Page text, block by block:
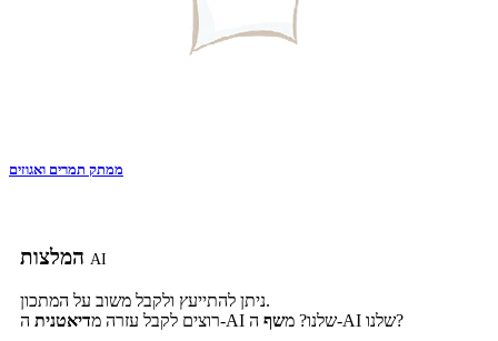
ממתק תמרים ואגוזים
AI
ניתן להתייעץ ולקבל משוב על המתכון.
רוצים לקבל עזרה מדיאטנית ה-AI שלנו? משף ה-AI שלנו?